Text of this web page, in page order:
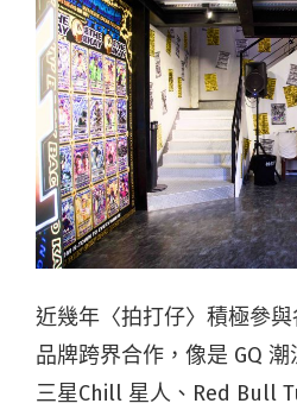
近幾年〈拍打仔〉積極參
品牌跨界合作，像是 GQ 潮
三星Chill 星人、Red Bull